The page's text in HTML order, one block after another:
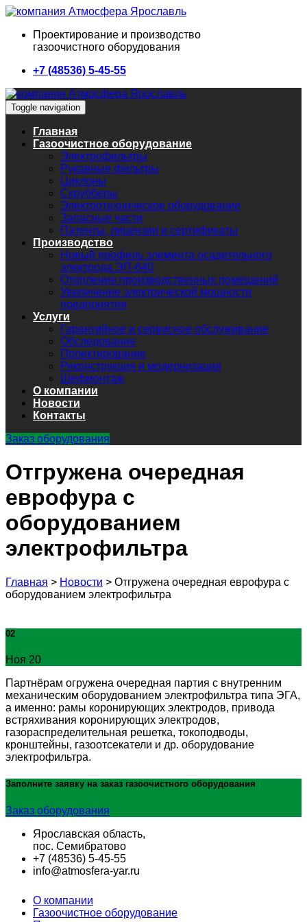
Проектирование и производство
газоочистного оборудования
+7 (48536) 5-45-55
Toggle navigation
Главная
Газоочистное оборудование
Электрофильтры
Рукавные фильтры
Циклоны
Скрубберы
Электротехническое оборудование
Запасные части
Патенты, лицензии и сертификаты
Производство
Новый профиль элемента осадительного
электрода ЭП-640
Отопление производственных помещений
Увеличение электрической мощности
предприятия
Услуги
Гарантийное и сервисное обслуживание
Обследование
Проектирование
Реконструкция и модернизация
Шефмонтаж
О компании
Новости
Контакты
Заказ оборудования
Отгружена очередная
еврофура с
оборудованием
электрофильтра
Главная > Новости > Отгружена очередная еврофура с
оборудованием электрофильтра
02
Ноя 20
Партнёрам огружена очередная партия с внутренним
механическим оборудованием электрофильтра типа ЭГА,
а именно: рамы коронирующих электродов, привода
встряхивания коронирующих электродов,
газораспределительная решетка, токоподводы,
кронштейны, газоотсекатели и др. оборудование
электрофильтра.
Заполните заявку на заказ газоочистного оборудования
Заказ оборудования
Ярославская область,
пос. Семибратово
+7 (48536) 5-45-55
info@atmosfera-yar.ru
О компании
Газоочистное оборудование